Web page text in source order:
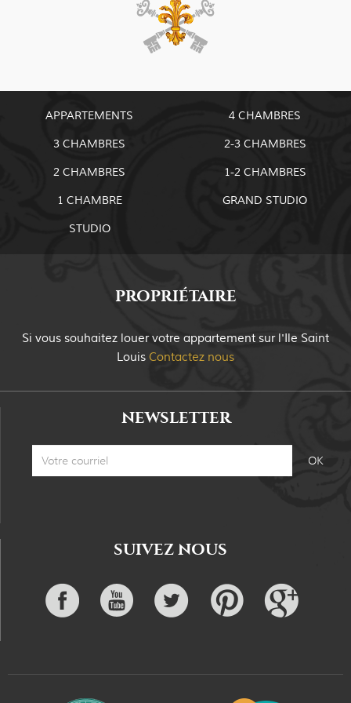
APPARTEMENTS
4 CHAMBRES
3 CHAMBRES
2-3 CHAMBRES
2 CHAMBRES
1-2 CHAMBRES
1 CHAMBRE
GRAND STUDIO
STUDIO
PROPRIÉTAIRE
Si vous souhaitez louer votre appartement sur l'Ile Saint
Louis Contactez nous
NEWSLETTER
SUIVEZ NOUS